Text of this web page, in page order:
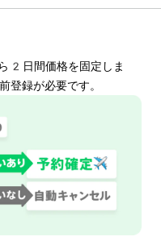
2 日間価格を固定しま
登録が必要です。